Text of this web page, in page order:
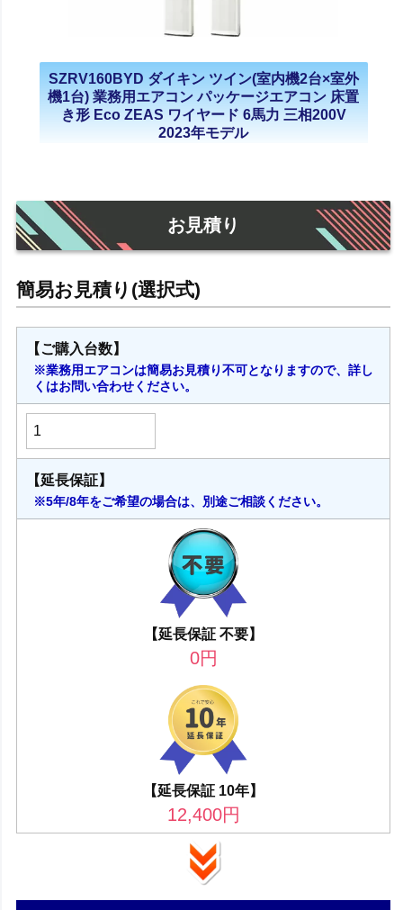
SZRV160BYD ダイキン ツイン(室内機2台×室外
機1台) 業務用エアコン パッケージエアコン 床置
き形 Eco ZEAS ワイヤード 6馬力 三相200V
2023年モデル
お見積り
【ご購入台数】
※業務用エアコンは簡易お見積り不可となりますので、詳し
くはお問い合わせください。
【延長保証】
※5年/8年をご希望の場合は、別途ご相談ください。
【延長保証 不要】
0円
【延長保証 10年】
12,400円